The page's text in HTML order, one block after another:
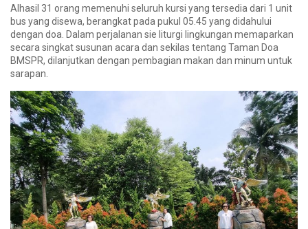
Alhasil 31 orang memenuhi seluruh kursi yang tersedia dari 1 unit
bus yang disewa, berangkat pada pukul 05.45 yang didahului
dengan doa. Dalam perjalanan sie liturgi lingkungan memaparkan
secara singkat susunan acara dan sekilas tentang Taman Doa
BMSPR, dilanjutkan dengan pembagian makan dan minum untuk
sarapan.